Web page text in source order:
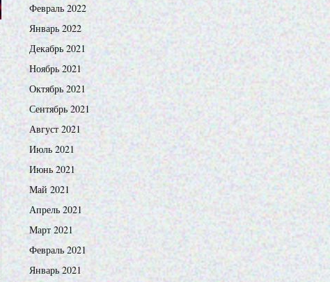
Февраль 2022
Январь 2022
Декабрь 2021
Ноябрь 2021
Октябрь 2021
Сентябрь 2021
Август 2021
Июль 2021
Июнь 2021
Май 2021
Апрель 2021
Март 2021
Февраль 2021
Январь 2021